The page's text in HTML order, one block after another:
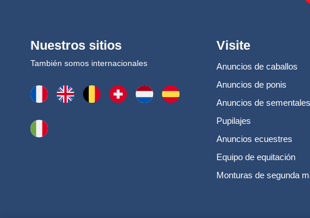
Nuestros sitios
También somos internacionales
Visite
Anuncios de caballos
Anuncios de ponis
Anuncios de sementales
Pupilajes
Anuncios ecuestres
Equipo de equitación
Monturas de segunda